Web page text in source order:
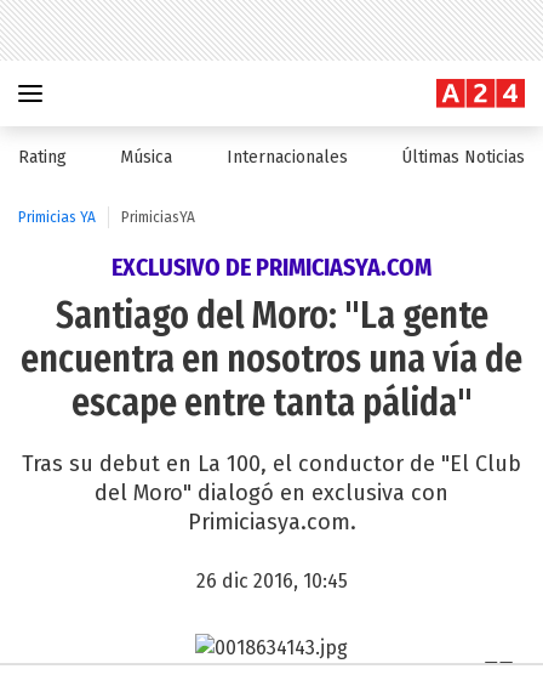
Rating Música Internacionales Últimas Noticias
Primicias YA PrimiciasYA
EXCLUSIVO DE PRIMICIASYA.COM
Santiago del Moro: "La gente
encuentra en nosotros una vía de
escape entre tanta pálida"
Tras su debut en La 100, el conductor de "El Club
del Moro" dialogó en exclusiva con
Primiciasya.com.
26 dic 2016, 10:45